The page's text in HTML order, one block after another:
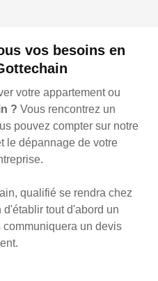
vos besoins en
votre appartement ou
? Vous rencontrez un
pouvez compter sur notre
le dépannage de votre
qualifié se rendra chez
tout d'abord un
un devis